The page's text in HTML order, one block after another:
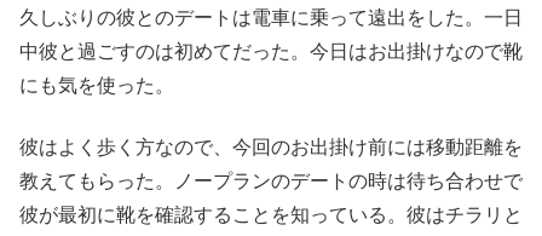
久しぶりの彼とのデートは電車に乗って遠出をした。一日
中彼と過ごすのは初めてだった。今日はお出掛けなので靴
にも気を使った。
彼はよく歩く方なので、今回のお出掛け前には移動距離を
教えてもらった。ノープランのデートの時は待ち合わせで
彼が最初に靴を確認することを知っている。彼はチラリと